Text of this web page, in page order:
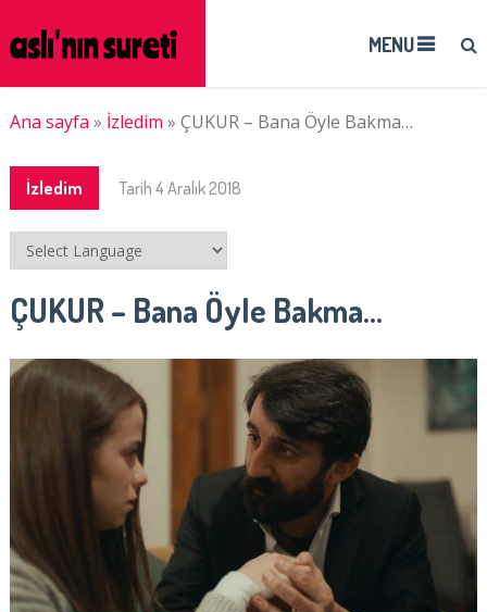
MENU
Ana sayfa » İzledim » ÇUKUR – Bana Öyle Bakma…
İzledim Tarih 4 Aralık 2018
ÇUKUR – Bana Öyle Bakma…